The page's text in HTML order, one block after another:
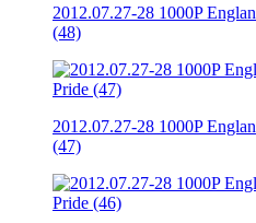
2012.07.27-28 1000P
(48)
2012.07.27-28 1000P
(47)